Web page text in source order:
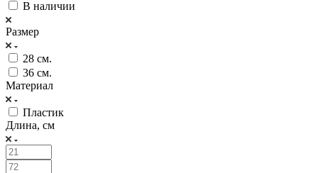
В наличии
Размер
28 см.
36 см.
Материал
Пластик
Длина, см